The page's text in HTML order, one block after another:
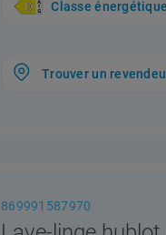
Classe énergétique
Trouver un
869991587970